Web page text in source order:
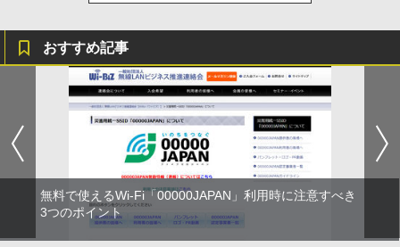
おすすめ記事
無料で使えるWi-Fi「00000JAPAN」利用時に注意すべき
3つのポイント